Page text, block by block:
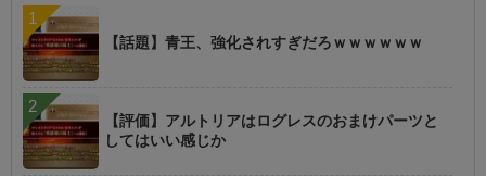
【話題】青王、強化されすぎだろｗｗｗｗｗｗ
【評価】アルトリアはログレスのおまけパーツと
してはいい感じか